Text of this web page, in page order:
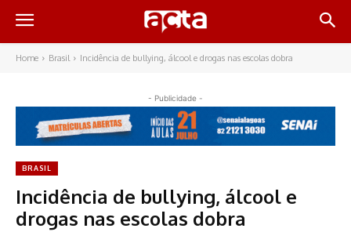
Home Brasil Incidência de bullying, álcool e drogas nas escolas dobra
- Publicidade -
BRASIL
Incidência de bullying, álcool e
drogas nas escolas dobra